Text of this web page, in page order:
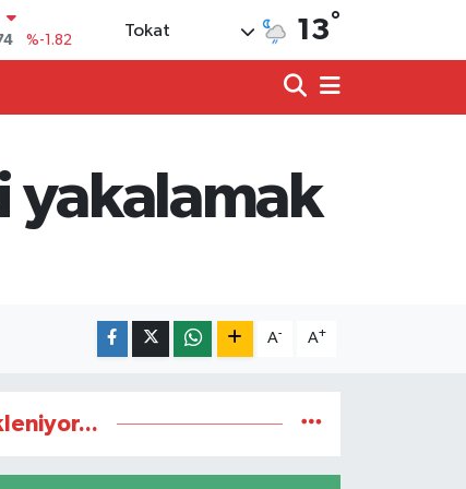
%0.02
%0.19
Tokat 13°
yakalamak
A- A+